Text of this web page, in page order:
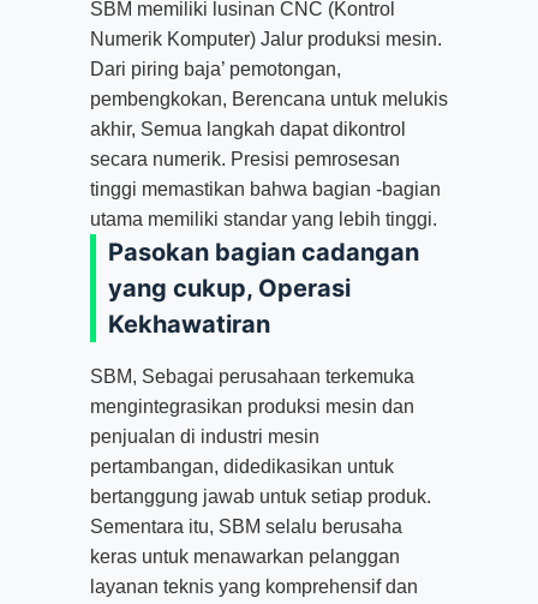
SBM memiliki lusinan CNC (Kontrol
Numerik Komputer) Jalur produksi mesin.
Dari piring baja’ pemotongan,
pembengkokan, Berencana untuk melukis
akhir, Semua langkah dapat dikontrol
secara numerik. Presisi pemrosesan
tinggi memastikan bahwa bagian -bagian
utama memiliki standar yang lebih tinggi.
Pasokan bagian cadangan
yang cukup, Operasi
Kekhawatiran
SBM, Sebagai perusahaan terkemuka
mengintegrasikan produksi mesin dan
penjualan di industri mesin
pertambangan, didedikasikan untuk
bertanggung jawab untuk setiap produk.
Sementara itu, SBM selalu berusaha
keras untuk menawarkan pelanggan
layanan teknis yang komprehensif dan